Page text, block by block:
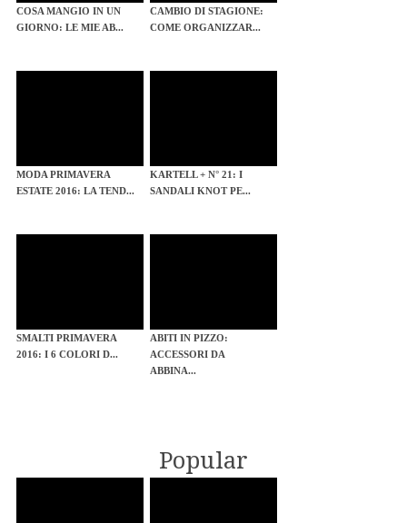
COSA MANGIO IN UN
GIORNO: LE MIE AB...
CAMBIO DI STAGIONE:
COME ORGANIZZAR...
MODA PRIMAVERA
ESTATE 2016: LA TEND...
KARTELL + N° 21: I
SANDALI KNOT PE...
SMALTI PRIMAVERA
2016: I 6 COLORI D...
ABITI IN PIZZO:
ACCESSORI DA
ABBINA...
Popular